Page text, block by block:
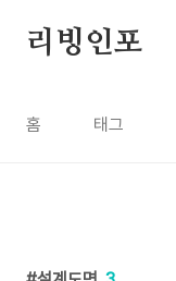
리빙인포
홈 태그